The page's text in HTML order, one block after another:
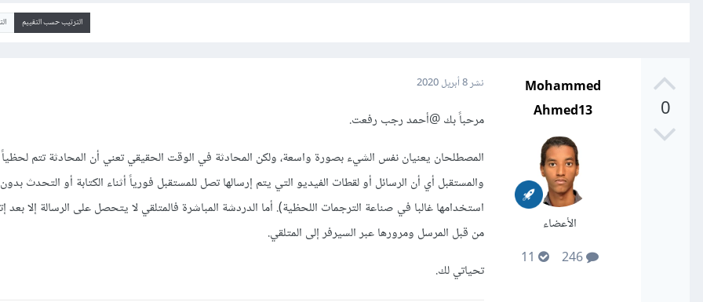
الترتيب حسب التقييم
0
Mohammed
Ahmed13
الأعضاء
246
نشر8 أبريل 2020
مرحباً بك@أحمد رجب رفعت.
المصطلحان يعنيان نفس الشيء بصورة واسعة، ولكن المحادثة في الوقت الحقيقي تعني أن المحادثة تتم
والمستقبل أي أن الرسائل أو لقطات الفيديو التي يتم إرسالها تصل للمستقبل فورياً أثناء الكتابة أو التحدث
استخدامها غالبا في صناعة الترجمات اللحظية). أما الدردشة المباشرة فالمتلقي لا يتحصل على الرسالة إلا بعد
من قبل المرسل ومرورها عبر السيرفر إلى المتلقي.
تحياتي لك.